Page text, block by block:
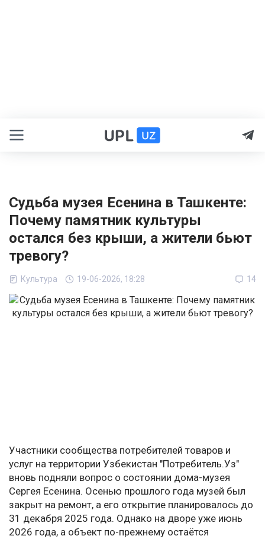
Судьба музея Есенина в Ташкенте:
Почему памятник культуры
остался без крыши, а жители бьют
тревогу?
Культура 19-06-2026, 18:28 14
Участники сообщества потребителей товаров и
услуг на территории Узбекистан "Потребитель.Уз"
вновь подняли вопрос о состоянии дома-музея
Сергея Есенина. Осенью прошлого года музей был
закрыт на ремонт, а его открытие планировалось до
31 декабря 2025 года. Однако на дворе уже июнь
2026 года, а объект по-прежнему остаётся